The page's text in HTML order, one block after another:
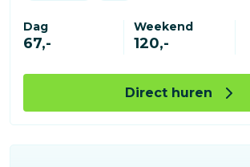
Dag
67,-
Weekend
120,-
Direct huren